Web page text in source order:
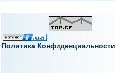
Политика Конфиденциальности